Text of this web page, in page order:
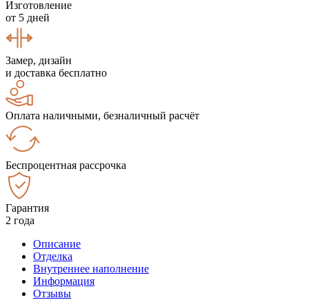
Изготовление
от 5 дней
Замер, дизайн
и доставка бесплатно
Оплата наличными, безналичный расчёт
Беспроцентная рассрочка
Гарантия
2 года
Описание
Отделка
Внутреннее наполнение
Информация
Отзывы